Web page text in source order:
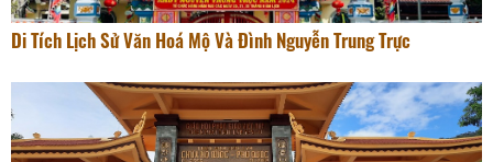
Di Tích Lịch Sử Văn Hoá Mộ Và Đình Nguyễn Trung Trực